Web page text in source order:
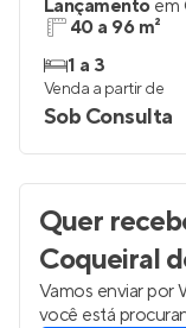
Lançamento em
40 a 96 m²
1 a 3
Venda a partir de
Sob Consulta
Quer
Coqueiral
Vamos enviar por
você está